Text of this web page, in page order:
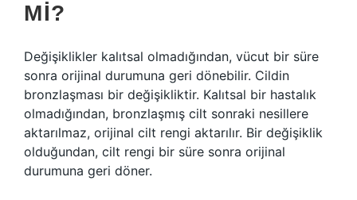
MI?
Değişiklikler kalıtsal olmadığından, vücut bir süre
sonra orijinal durumuna geri dönebilir. Cildin
bronzlaşması bir değişikliktir. Kalıtsal bir hastalık
olmadığından, bronzlaşmış cilt sonraki nesillere
aktarılmaz, orijinal cilt rengi aktarılır. Bir değişiklik
olduğundan, cilt rengi bir süre sonra orijinal
durumuna geri döner.